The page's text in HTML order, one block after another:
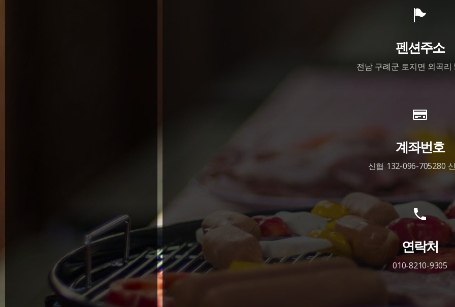
펜션주소
전남 구례군 토지면 외곡리
계좌번호
신협 132-096-705280
연락처
010-8210-9305